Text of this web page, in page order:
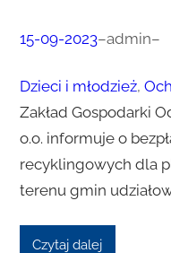
15-09-2023–admin–
Dzieci i młodzież,
Zakład Gospodarki
o.o. informuje o
recyklingowych dla
terenu gmin
Czytaj dalej